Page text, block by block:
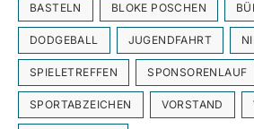
BASTELN BLOKE POSCHEN
DODGEBALL JUGENDFAHRT
SPIELETREFFEN SPONSORENLAUF
SPORTABZEICHEN VORSTAND